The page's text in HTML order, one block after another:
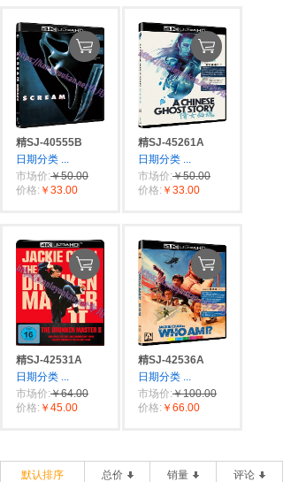
精SJ-40555B
日期分类 ...
市场价:￥50.00
价格: ￥33.00
精SJ-45261A
日期分类 ...
市场价:￥50.00
价格: ￥33.00
精SJ-42531A
日期分类 ...
市场价:￥64.00
价格: ￥45.00
精SJ-42536A
日期分类 ...
市场价:￥100.00
价格: ￥66.00
默认排序 总价 销量 评论